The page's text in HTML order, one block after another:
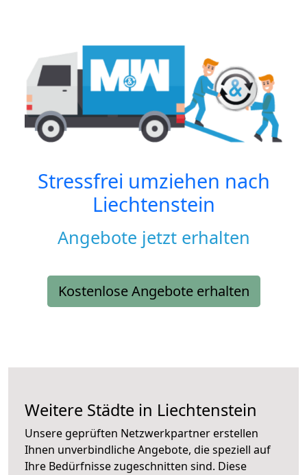
Stressfrei umziehen nach
Liechtenstein
Angebote jetzt erhalten
Kostenlose Angebote erhalten
Weitere Städte in Liechtenstein
Unsere geprüften Netzwerkpartner erstellen
Ihnen unverbindliche Angebote, die speziell auf
Ihre Bedürfnisse zugeschnitten sind. Diese